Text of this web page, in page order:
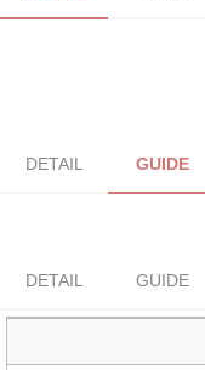
DETAIL GUIDE
DETAIL GUIDE